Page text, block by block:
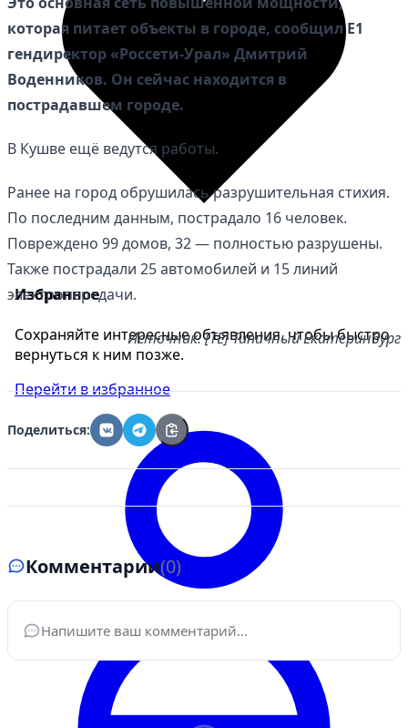
Избранное
Сохраняйте интересные объявления, чтобы быстро
вернуться к ним позже.
Перейти в избранное
которая питает объекты в городе, сообщил Е1
гендиректор «Россети-Урал» Дмитрий
Воденников. Он сейчас находится в
пострадавшем городе.
В Кушве ещё ведутся работы.
Ранее на город обрушилась разрушительная стихия.
По последним данным, пострадало 16 человек.
Повреждено 99 домов, 32 — полностью разрушены.
Также пострадали 25 автомобилей и 15 линий
электропередачи.
Источник: [ТЕ] Типичный Екатеринбург
Поделиться:
Комментарии(0)
Ваше имя*